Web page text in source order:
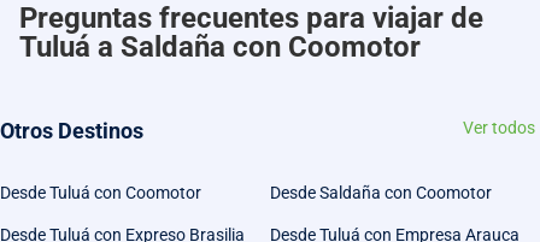
Preguntas frecuentes para viajar de
Tuluá a Saldaña con Coomotor
Otros Destinos Ver todos
Desde Tuluá con Coomotor Desde Saldaña con Coomotor
Desde Tuluá con Expreso Brasilia Desde Tuluá con Empresa Arauca